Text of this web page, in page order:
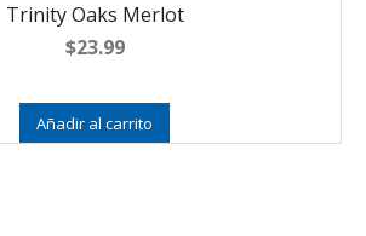
Trinity Oaks Merlot
$23.99
Añadir al carrito